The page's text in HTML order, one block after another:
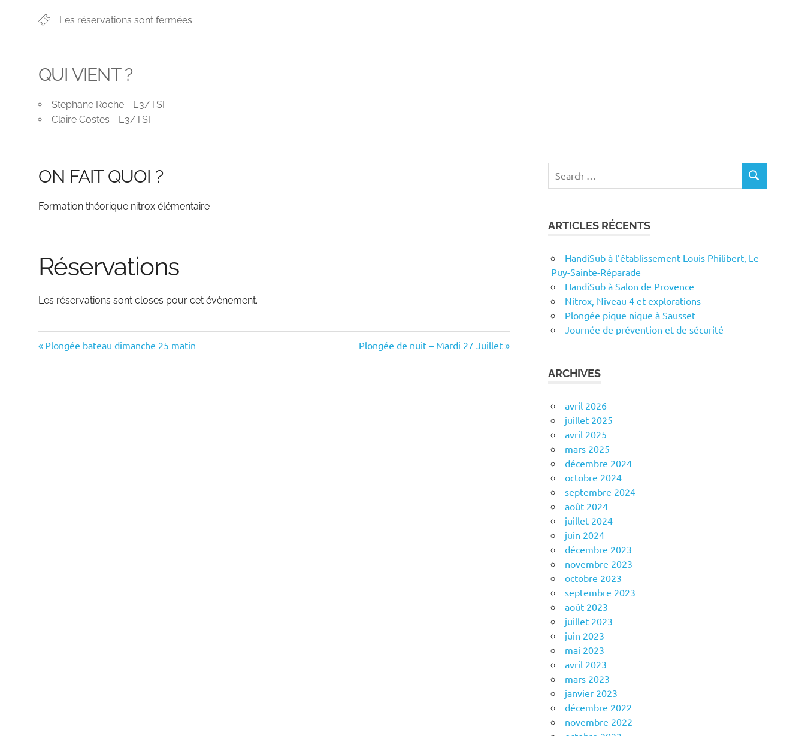
Les réservations sont fermées
QUI VIENT ?
Stephane Roche - E3/TSI
Claire Costes - E3/TSI
ON FAIT QUOI ?
Formation théorique nitrox élémentaire
Réservations
Les réservations sont closes pour cet évènement.
Navigation
Previous
Post:
Plongée bateau dimanche 25 matin
Next
Post:
Plongée de nuit – Mardi 27 Juillet
for:
SEARCH
ARTICLES RÉCENTS
HandiSub à l’établissement Louis Philibert, Le
Puy-Sainte-Réparade
HandiSub à Salon de Provence
Nitrox, Niveau 4 et explorations
Plongée pique nique à Sausset
Journée de prévention et de sécurité
ARCHIVES
avril 2026
juillet 2025
avril 2025
mars 2025
décembre 2024
octobre 2024
septembre 2024
août 2024
juillet 2024
juin 2024
décembre 2023
novembre 2023
octobre 2023
septembre 2023
août 2023
juillet 2023
juin 2023
mai 2023
avril 2023
mars 2023
janvier 2023
décembre 2022
novembre 2022